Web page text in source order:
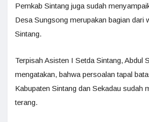
Pemkab Sintang juga sudah
Desa Sungsong merupakan bagian dari
Sintang.
Terpisah Asisten I Setda Sintang, Abdul
mengatakan, bahwa persoalan tapal
Kabupaten Sintang dan Sekadau sudah
terang.